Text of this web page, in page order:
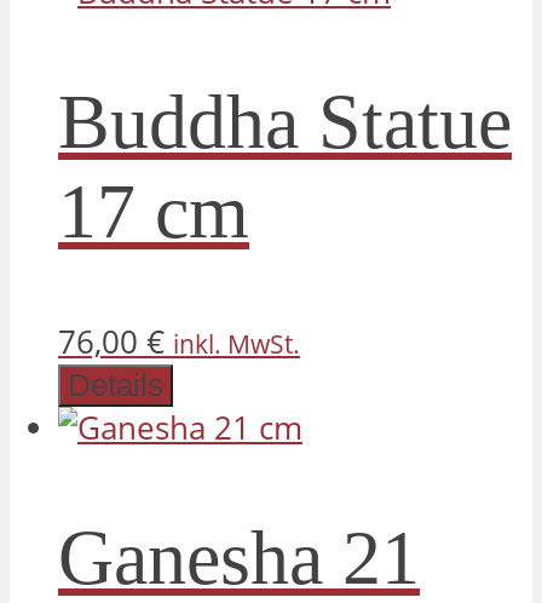
Buddha Statue
17 cm
76,00 € inkl. MwSt.
Details
Ganesha 21